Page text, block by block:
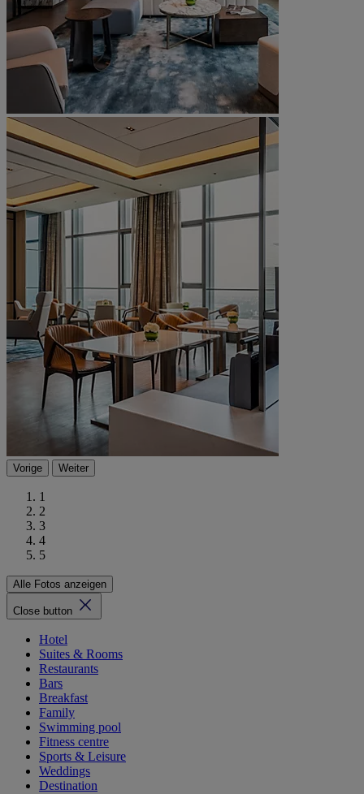
Vorige Weiter
1
2
3
4
5
Alle Fotos anzeigen
Close button
Hotel
Suites & Rooms
Restaurants
Bars
Breakfast
Family
Swimming pool
Fitness centre
Sports & Leisure
Weddings
Destination